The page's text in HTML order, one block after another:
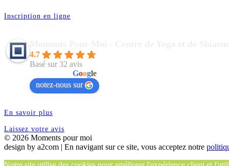
Inscription en ligne
4.7
Basé sur 32 avis
Google
notez-nous sur
En savoir plus
Laissez votre avis
© 2026 Moments pour moi
design by a2com | En navigant sur ce site, vous acceptez notre